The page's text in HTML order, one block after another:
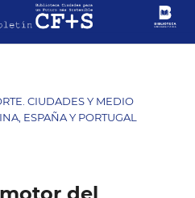
CIUDADES Y MEDIO
ESPAÑA Y PORTUGAL